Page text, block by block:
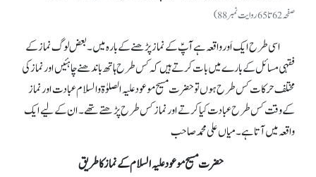
صفحہ62تا65 روایت نمبر 88)
اسی طرح ایک اَور واقعہ ہے آپؑ کے نماز پڑھنے کے بارہ میں۔ بعض لوگ نماز کے
فقہی مسائل کے بارے میں بات کرتے ہیں کہ کس طرح ہاتھ باندھنے چاہئیں اور نماز کی
مختلف حرکات کس طرح ہوں تو حضرت مسیح موعود علیہ الصلوٰة والسلام عبادت اور نماز
کے وقت کس طرح عبادت کیا کرتے اور نماز کس طرح پڑھتے تھے۔ ان کے لیے ایک
واقعہ میں آتا ہے۔ میاں علی محمد صاحب
حضرت مسیح موعود علیہ السلام کے نماز کا طریق